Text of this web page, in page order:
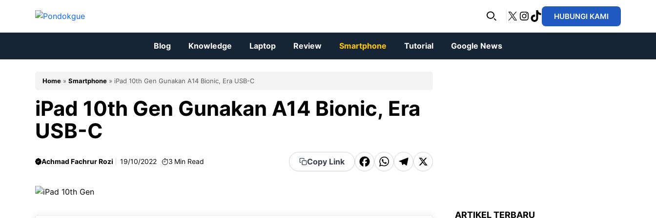
X Instagram
TikTokHUBUNGI KAMI
Blog Knowledge Laptop Review Smartphone Tutorial Google News
Home » Smartphone » iPad 10th Gen Gunakan A14 Bionic, Era USB-C
iPad 10th Gen Gunakan A14 Bionic, Era
USB-C
Achmad Fachrur Rozi 19/10/2022 3 Min Read Copy Link
F
a
W
h
T
el
X
ARTIKEL TERBARU